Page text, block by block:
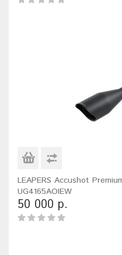
LEAPERS Accushot
UG4165AOIEW
50 000 р.